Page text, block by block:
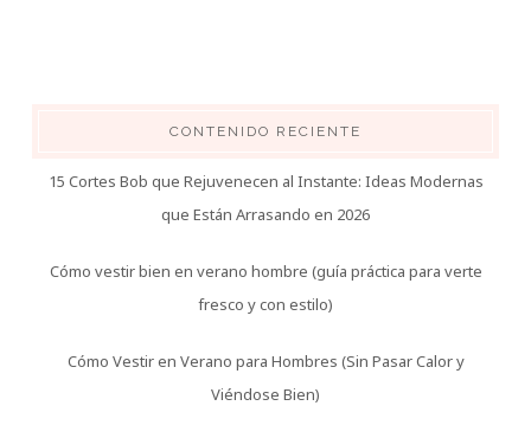
CONTENIDO RECIENTE
15 Cortes Bob que Rejuvenecen al Instante: Ideas Modernas
que Están Arrasando en 2026
Cómo vestir bien en verano hombre (guía práctica para verte
fresco y con estilo)
Cómo Vestir en Verano para Hombres (Sin Pasar Calor y
Viéndose Bien)